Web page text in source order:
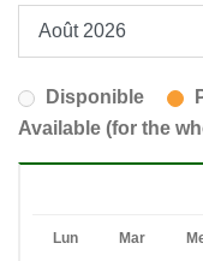
Disponible
Available (for the
Lun Mar